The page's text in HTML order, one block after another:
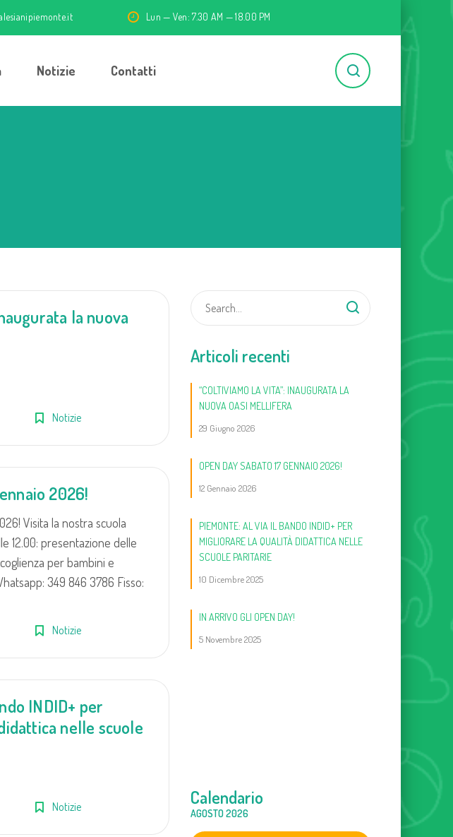
Lun — Ven: 7.30 AM — 18.00 PM
Notizie Contatti
la nuova
Notizie
2026!
Visita la nostra scuola
12.00: presentazione delle
per bambini e
349 846 3786 Fisso:
Notizie
INDID+ per
nelle scuole
Notizie
Articoli recenti
“COLTIVIAMO LA VITA”: INAUGURATA LA
NUOVA OASI MELLIFERA
29 Giugno 2026
OPEN DAY SABATO 17 GENNAIO 2026!
12 Gennaio 2026
PIEMONTE: AL VIA IL BANDO INDID+ PER
MIGLIORARE LA QUALITÀ DIDATTICA NELLE
SCUOLE PARITARIE
10 Dicembre 2025
IN ARRIVO GLI OPEN DAY!
5 Novembre 2025
Calendario
AGOSTO 2026